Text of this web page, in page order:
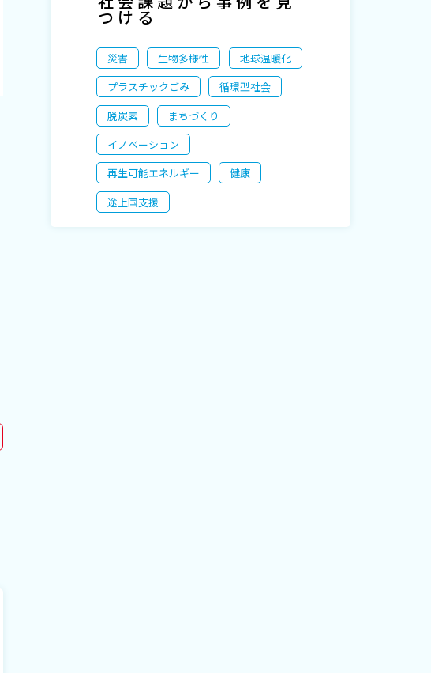
つける
災害 生物多様性
地球温暖化
プラスチックごみ
循環型社会
脱炭素
まちづくり
イノベーション
再生可能エネルギー
健康
途上国支援